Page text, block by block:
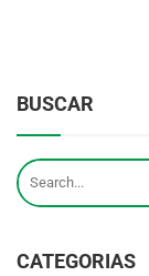
BUSCAR
CATEGORIAS